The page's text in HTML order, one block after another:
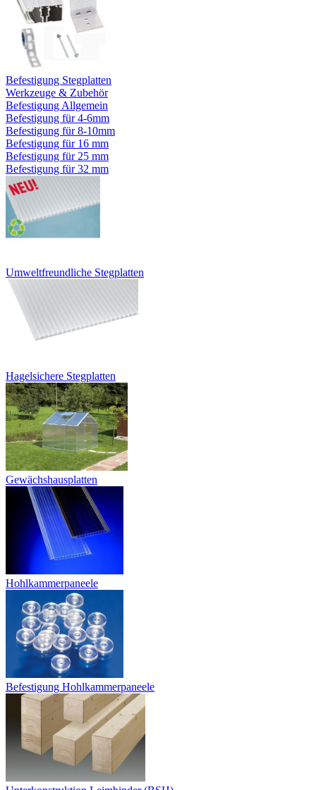
Befestigung Stegplatten
Werkzeuge & Zubehör
Befestigung Allgemein
Befestigung für 4-6mm
Befestigung für 8-10mm
Befestigung für 16 mm
Befestigung für 25 mm
Befestigung für 32 mm
Umweltfreundliche Stegplatten
Hagelsichere Stegplatten
Gewächshausplatten
Hohlkammerpaneele
Befestigung Hohlkammerpaneele